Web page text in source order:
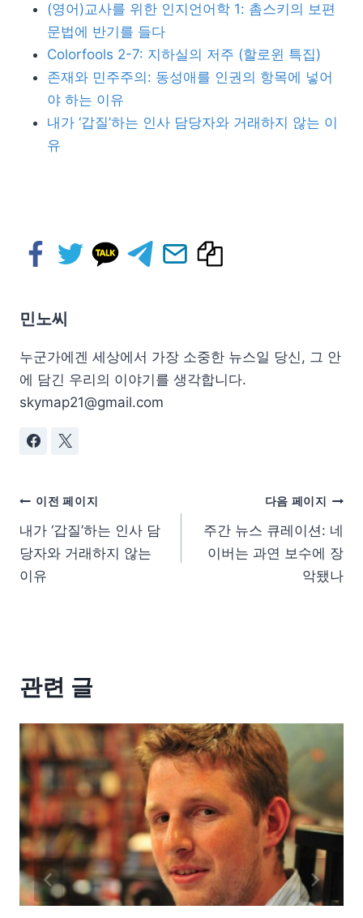
(영어)교사를 위한 인지언어학 1: 촘스키의 보편
문법에 반기를 들다
Colorfools 2-7: 지하실의 저주 (할로윈 특집)
존재와 민주주의: 동성애를 인권의 항목에 넣어
야 하는 이유
내가 ‘갑질’하는 인사 담당자와 거래하지 않는 이
유
민노씨
누군가에겐 세상에서 가장 소중한 뉴스일 당신, 그 안
에 담긴 우리의 이야기를 생각합니다.
skymap21@gmail.com
이전 페이지
내가 ‘갑질’하는 인사 담
당자와 거래하지 않는
이유
다음 페이지
주간 뉴스 큐레이션: 네
이버는 과연 보수에 장
악됐나
관련 글